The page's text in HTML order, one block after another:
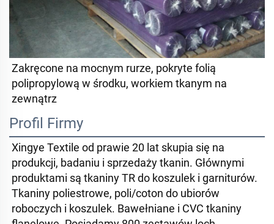
Zakręcone na mocnym rurze, pokryte folią
polipropylową w środku, workiem tkanym na
zewnątrz
Profil Firmy
Xingye Textile od prawie 20 lat skupia się na
produkcji, badaniu i sprzedaży tkanin. Głównymi
produktami są tkaniny TR do koszulek i garniturów.
Tkaniny poliestrowe, poli/coton do ubiorów
roboczych i koszulek. Bawełniane i CVC tkaniny